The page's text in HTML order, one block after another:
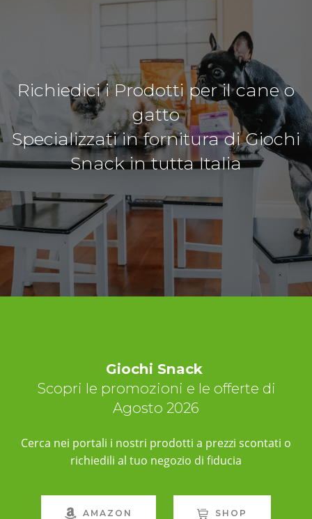
Richiedici i Prodotti per il cane o
gatto
Specializzati in fornitura di Giochi
Snack in tutta Italia
Giochi Snack
Scopri le promozioni e le offerte di
Agosto 2026
Cerca nei portali i nostri prodotti a prezzi scontati o
richiedili al tuo negozio di fiducia
AMAZON SHOP